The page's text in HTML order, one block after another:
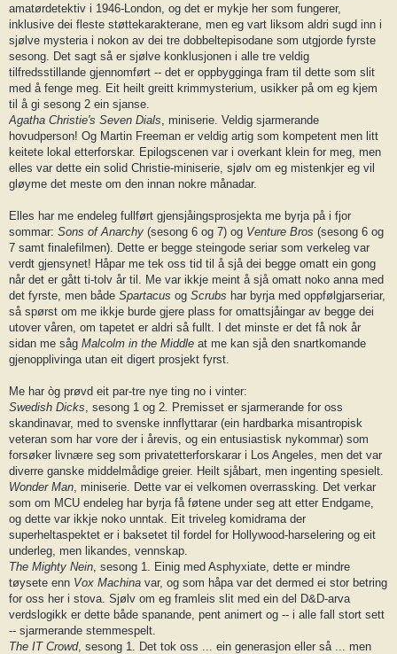
amatørdetektiv i 1946-London, og det er mykje her som fungerer,
inklusive dei fleste støttekarakterane, men eg vart liksom aldri sugd inn i
sjølve mysteria i nokon av dei tre dobbeltepisodane som utgjorde fyrste
sesong. Det sagt så er sjølve konklusjonen i alle tre veldig
tilfredsstillande gjennomført -- det er oppbygginga fram til dette som slit
med å fenge meg. Eit heilt greitt krimmysterium, usikker på om eg kjem
til å gi sesong 2 ein sjanse.
Agatha Christie's Seven Dials , miniserie. Veldig sjarmerande
hovudperson! Og Martin Freeman er veldig artig som kompetent men litt
keitete lokal etterforskar. Epilogscenen var i overkant klein for meg, men
elles var dette ein solid Christie-miniserie, sjølv om eg mistenkjer eg vil
gløyme det meste om den innan nokre månadar.
Elles har me endeleg fullført gjensjåingsprosjekta me byrja på i fjor
sommar: Sons of Anarchy (sesong 6 og 7) og Venture Bros (sesong 6 og
7 samt finalefilmen). Dette er begge steingode seriar som verkeleg var
verdt gjensynet! Håpar me tek oss tid til å sjå dei begge omatt ein gong
når det er gått ti-tolv år til. Me var ikkje meint å sjå omatt noko anna med
det fyrste, men både Spartacus og Scrubs har byrja med oppfølgjarseriar,
så spørst om me ikkje burde gjere plass for omattsjåingar av begge dei
utover våren, om tapetet er aldri så fullt. I det minste er det få nok år
sidan me såg Malcolm in the Middle at me kan sjå den snartkomande
gjenopplivinga utan eit digert prosjekt fyrst.
Me har òg prøvd eit par-tre nye ting no i vinter:
Swedish Dicks , sesong 1 og 2. Premisset er sjarmerande for oss
skandinavar, med to svenske innflyttarar (ein hardbarka misantropisk
veteran som har vore der i årevis, og ein entusiastisk nykommar) som
forsøker livnære seg som privatetterforskarar i Los Angeles, men det var
diverre ganske middelmådige greier. Heilt sjåbart, men ingenting spesielt.
Wonder Man , miniserie. Dette var ei velkomen overrassking. Det verkar
som om MCU endeleg har byrja få føtene under seg att etter Endgame,
og dette var ikkje noko unntak. Eit triveleg komidrama der
superheltaspektet er i baksetet til fordel for Hollywood-harselering og eit
underleg, men likandes, vennskap.
The Mighty Nein , sesong 1. Einig med Asphyxiate, dette er mindre
tøysete enn Vox Machina var, og som håpa var det dermed ei stor betring
for oss her i stova. Sjølv om eg framleis slit med ein del D&D-arva
verdslogikk er dette både spanande, pent animert og -- i alle fall stort sett
-- sjarmerande stemmespelt.
The IT Crowd, sesong 1. Det tok oss ... ein generasjon eller så ... men